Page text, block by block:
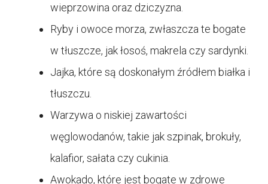
wieprzowina oraz dziczyzna.
Ryby i owoce morza, zwłaszcza te bogate
w tłuszcze, jak łosoś, makrela czy sardynki.
Jajka, które są doskonałym źródłem białka i
tłuszczu.
Warzywa o niskiej zawartości
węglowodanów, takie jak szpinak, brokuły,
kalafior, sałata czy cukinia.
Awokado, które jest bogate w zdrowe